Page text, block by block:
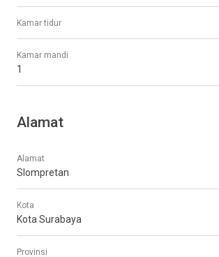
Kamar tidur
Kamar mandi
1
Alamat
Alamat
Slompretan
Kota
Kota Surabaya
Provinsi